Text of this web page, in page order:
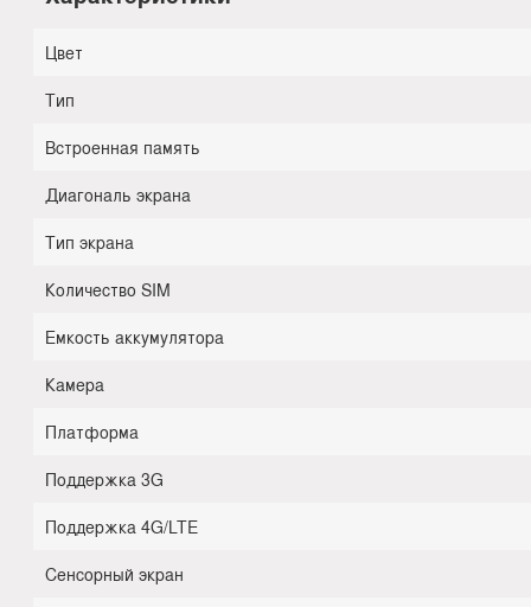
Цвет
Тип
Встроенная память
Диагональ экрана
Тип экрана
Количество SIM
Емкость аккумулятора
Камера
Платформа
Поддержка 3G
Поддержка 4G/LTE
Сенсорный экран